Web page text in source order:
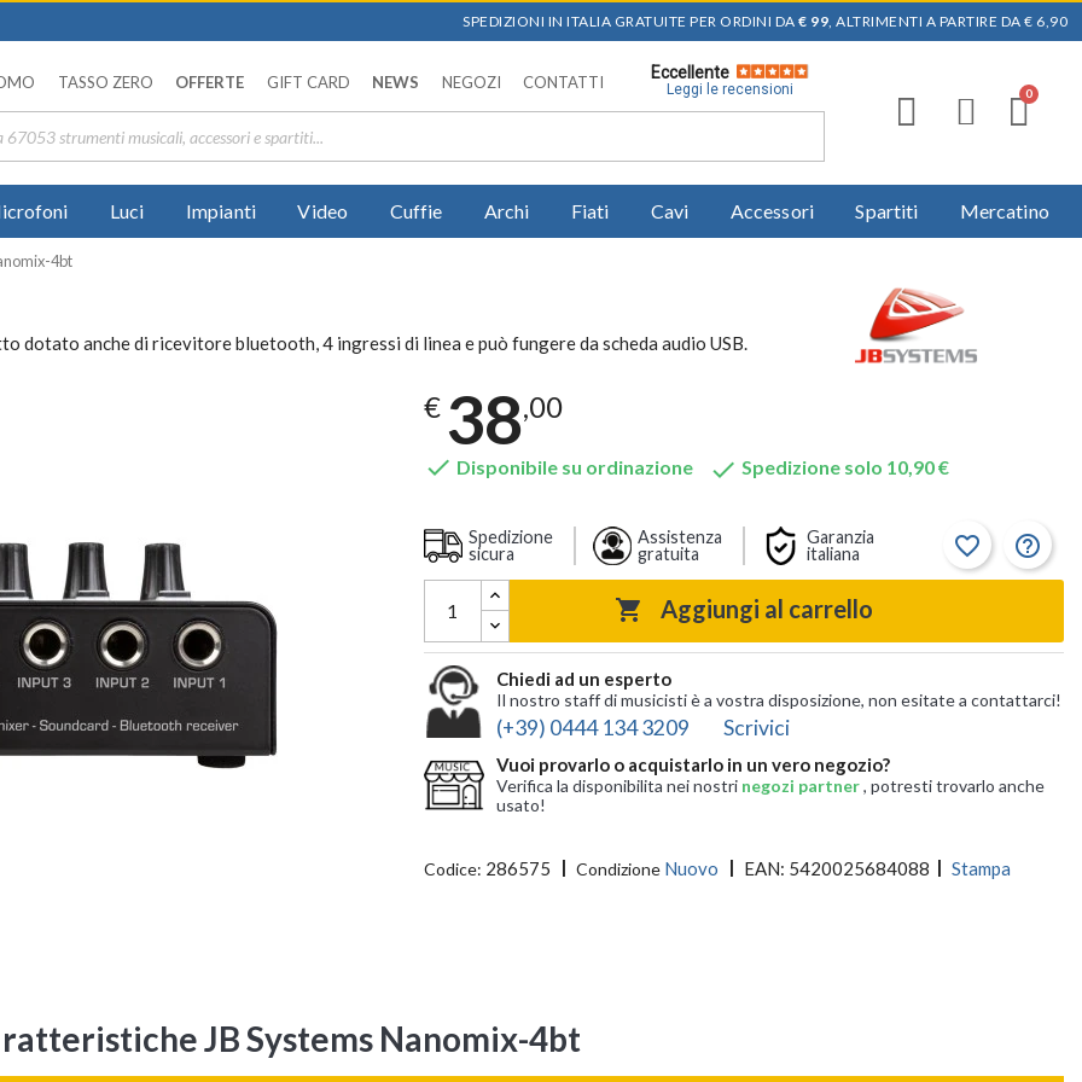
SPEDIZIONI IN ITALIA GRATUITE PER ORDINI DA € 99, ALTRIMENTI A PARTIRE DA € 6,90
TASSO ZERO OFFERTE GIFT CARD NEWS NEGOZI CONTATTI
Eccellente
Leggi le recensioni
Luci Impianti Video Cuffie Archi Fiati Cavi Accessori Spartiti Mercatino
4bt
dotato anche di ricevitore bluetooth, 4 ingressi di linea e può fungere da scheda audio USB.
€ 38,00
 Disponibile su ordinazione  Spedizione solo 10,90 €
Spedizione
sicura
Assistenza
gratuita
Garanzia
italiana
favorite_border help_outline
 Aggiungi al carrello
Chiedi ad un esperto
Il nostro staff di musicisti è a vostra disposizione, non esitate a contattarci!
(+39) 0444 134 3209 Scrivici
Vuoi provarlo o acquistarlo in un vero negozio?
Verifica la disponibilita nei nostri negozi partner, potresti trovarlo anche
usato!
Codice: 286575 Condizione Nuovo EAN: 5420025684088 Stampa
JB Systems Nanomix-4bt